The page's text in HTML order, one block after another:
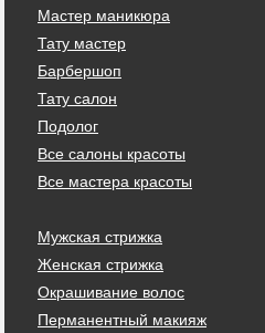
Мастер маникюра
Тату мастер
Барбершоп
Тату салон
Подолог
Все салоны красоты
Все мастера красоты
Мужская стрижка
Женская стрижка
Окрашивание волос
Перманентный макияж